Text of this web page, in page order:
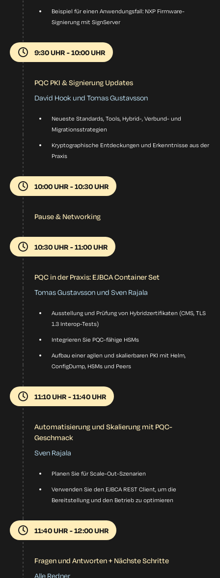
Beispiel für einen Anwendungsfall: NXP Firmware-
Signierung mit SignServer
9:30 UHR - 10:00 UHR
PQC PKI & Signierung Updates
David Hook und Tomas Gustavsson
Neueste Standards, Tools, Hybrid-, Verbund- und
Migrationsstrategien
Kryptographische Entdeckungen und Erkenntnisse aus der
Praxis
10:00 UHR - 10:30 UHR
Pause & Networking
10:30 UHR - 11:00 UHR
PQC in der Praxis: EJBCA Container Set
Tomas Gustavsson und Sven Rajala
Ausstellung und Prüfung von Hybridzertifikaten (CMS, TLS
1.3 Interop-Tests)
Integrieren Sie PQC-fähige HSMs
Aufbau einer agilen und skalierbaren PKI mit Helm,
ConfigDump, HSMs und Peers
11:10 UHR - 11:40 UHR
Automatisierung und Skalierung mit PQC-
Geschmack
Sven Rajala
Planen Sie für Scale-Out-Szenarien
Verwenden Sie den EJBCA REST Client, um die
Bereitstellung und den Betrieb zu optimieren
11:40 UHR - 12:00 UHR
Fragen und Antworten + Nächste Schritte
Alle Redner